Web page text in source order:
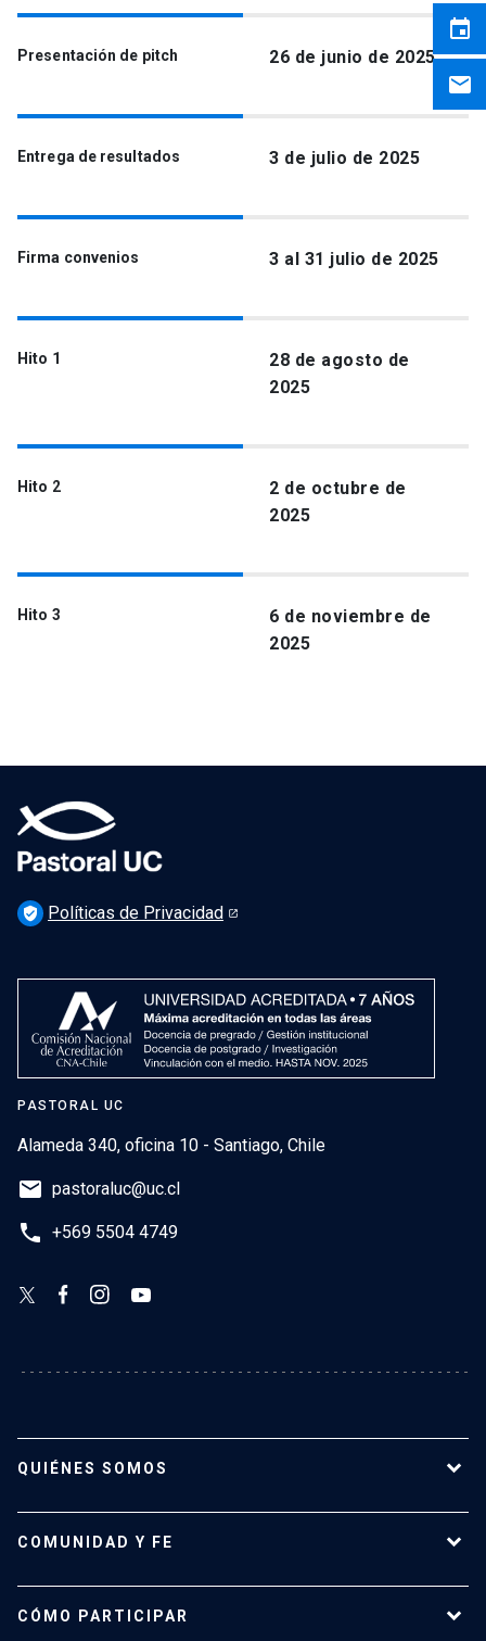
Presentación de pitch 26 de junio de 2025
Entrega de resultados 3 de julio de 2025
Firma convenios 3 al 31 julio de 2025
Hito 1
28 de agosto de
2025
Hito 2
2 de octubre de
2025
Hito 3
6 de noviembre de
2025
verified_user Políticas de Privacidad
PASTORAL UC
Alameda 340, oficina 10 - Santiago, Chile
email pastoraluc@uc.cl
phone +569 5504 4749
QUIÉNES SOMOS
Historia
COMUNIDAD Y FE
CÓMO PARTICIPAR
event
email